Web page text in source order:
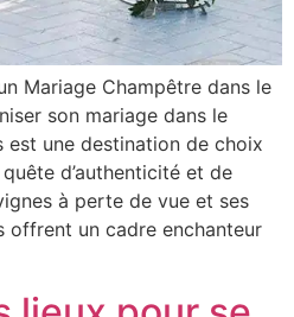
Mariage Champêtre dans le
son mariage dans le
est une destination de choix
d’authenticité et de
à perte de vue et ses
offrent un cadre enchanteur